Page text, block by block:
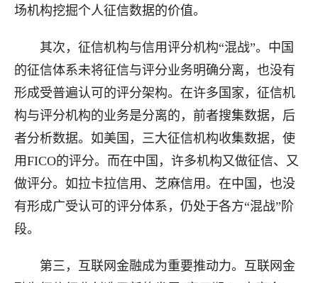
场机构挖掘个人征信数据的价值。
其次，征信机构与信用评分机构“混战”。中国
的征信体系未将征信与评分业务明确分离，也没有
形成受普遍认可的评分架构。在许多国家，征信机
构与评分机构的业务是分离的，前者搜集数据，后
者分析数据。如美国，三大征信机构收集数据，使
用FICO的评分。而在中国，许多机构又做征信、又
做评分。如拉卡拉信用、芝麻信用。在中国，也没
有形成广受认可的评分体系，仍处于各方“混战”阶
段。
第三，互联网金融成为重要推动力。互联网金